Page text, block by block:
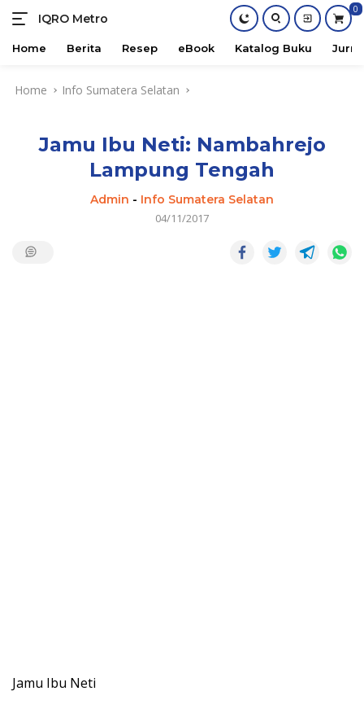
IQRO Metro
Lets
Bright
0
Home Berita Resep eBook Katalog Buku
Home Info Sumatera Selatan
Jamu Ibu Neti: Nambahrejo
Lampung Tengah
Admin - Info Sumatera Selatan
04/11/2017
Jamu Ibu Neti